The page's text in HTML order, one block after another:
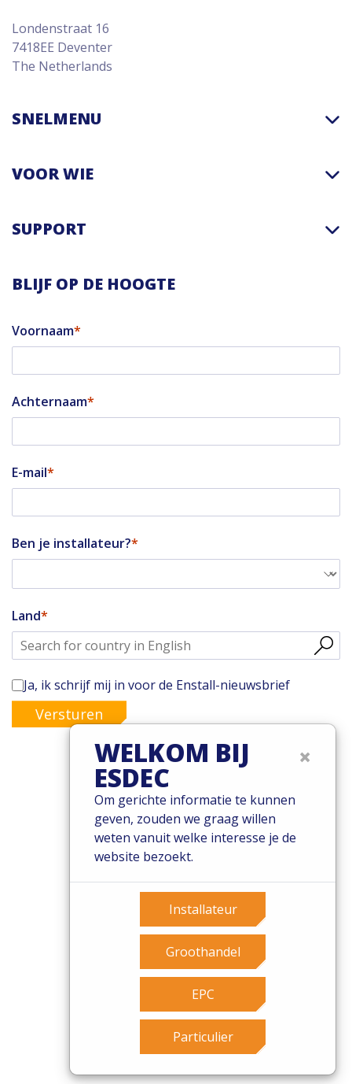
Londenstraat 16
7418EE Deventer
The Netherlands
SNELMENU
VOOR WIE
SUPPORT
BLIJF OP DE HOOGTE
Voornaam
Achternaam
E-mail
Ben je installateur?
Land
Ja, ik schrijf mij in voor de Enstall-nieuwsbrief
Versturen
© 2026 Esdec. Alle rechten voorbehouden
Patents
Algemene voorwaarden
Garantievoorwaarden
Governance
Cookies
×
WELKOM BIJ
ESDEC
Om gerichte informatie te kunnen
geven, zouden we graag willen
weten vanuit welke interesse je de
website bezoekt.
Installateur
Groothandel
EPC
Particulier